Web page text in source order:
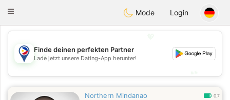
Philippines Chat
Toggle
Mode Login
💖
💕
Finde deinen perfekten Partner
Lade jetzt unsere Dating-App herunter!
Northern Mindanao 0.7